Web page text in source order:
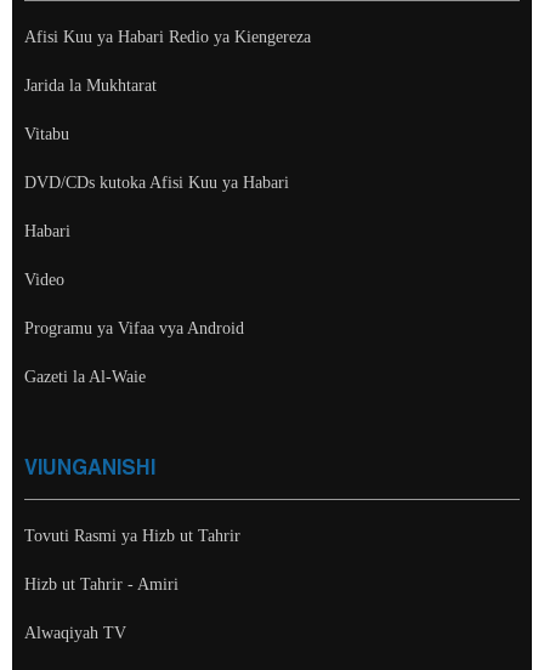
Afisi Kuu ya Habari Redio ya Kiengereza
Jarida la Mukhtarat
Vitabu
DVD/CDs kutoka Afisi Kuu ya Habari
Habari
Video
Programu ya Vifaa vya Android
Gazeti la Al-Waie
VIUNGANISHI
Tovuti Rasmi ya Hizb ut Tahrir
Hizb ut Tahrir - Amiri
Alwaqiyah TV